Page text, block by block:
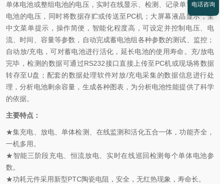
单体电池或整组电池的电压，实时在线显示、检测、记录单节或整组
电池的电压，同时将数据存贮或传送至PC机；大屏幕液晶显示，全
中文菜单提示，操作简便，智能化程度高，可设定并控制电压、电
流、时间、容量等参数，自动完成蓄电池组各种参数的测试、监控；
自动放/充电，可对蓄电池进行活化，延长电池的使用寿命。充/放电
完毕，检测的数据可通过RS232接口直接上传至PC机或现场将数据
转存至U盘；配套的数据处理软件对放/充电采集的数据信息进行处
理，分析电池剩余容量，生成各种图表，为分析电池性能提供了科学
的依据。
主要特点：
★集充电、放电、单体检测、在线监测和活化五合一体，功能齐全，
一机多用。
★智能三阶段充电、恒流放电、实时在线巡回检测每个单体电池参
数。
★功耗元件采用新型PTC陶瓷电阻，安全，无红热现象，寿命长。
电话咨询